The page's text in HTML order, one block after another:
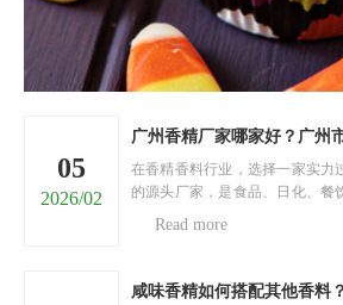
05
2026/02
在香精香料行业，选择一家实力
的源头厂家，是食品、日化、餐
力的关键。面对市面上五花八门
推荐......
Read more
咸味香精如何搭配其他香料？